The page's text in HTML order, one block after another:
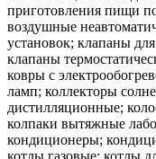
приготовления пищи
воздушные
установок; клапаны
клапаны
ковры с
ламп; коллекторы
дистилляционные;
колпаки вытяжные
кондиционеры;
котлы газовые; котлы